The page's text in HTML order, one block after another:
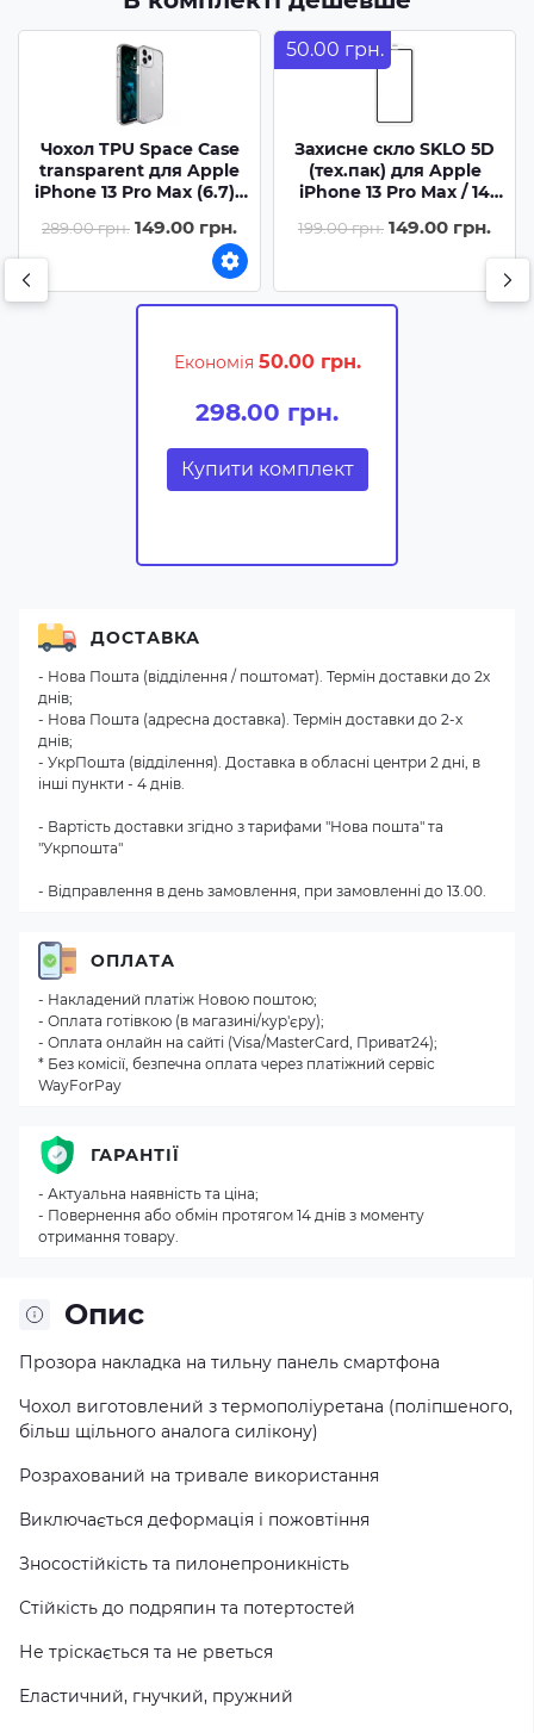
Чохол TPU Space Case
transparent для Apple
iPhone 13 Pro Max (6.7) -
289.00 грн. 149.00 грн.
50.00 грн.
Захисне скло SKLO 5D
(тех.пак) для Apple
iPhone 13 Pro Max / 14
Біла підкладка
199.00 грн. 149.00 грн.
Економія 50.00 грн.
298.00 грн.
Купити комплект
Опис
Прозора накладка на тильну панель смартфона
Чохол виготовлений з термополiуретана (поліпшеного,
більш щільного аналога силікону)
Розрахований на тривале використання
Виключається деформація і пожовтіння
Зносостійкість та пилонепроникність
Стійкість до подряпин та потертостей
Не тріскається та не рветься
Еластичний, гнучкий, пружний
ДОСТАВКА
- Нова Пошта (відділення / поштомат). Термін доставки до 2х
днів;
- Нова Пошта (адресна доставка). Термін доставки до 2-х
днів;
- УкрПошта (відділення). Доставка в обласні центри 2 дні, в
інші пункти - 4 днів.
- Вартість доставки згідно з тарифами "Нова пошта" та
"Укрпошта"
- Відправлення в день замовлення, при замовленні до 13.00.
ОПЛАТА
- Накладений платіж Новою поштою;
- Оплата готівкою (в магазині/кур'єру);
- Оплата онлайн на сайті (Visa/MasterCard, Приват24);
* Без комісії, безпечна оплата через платіжний сервіс
WayForPay
ГАРАНТІЇ
- Актуальна наявність та ціна;
- Повернення або обмін протягом 14 днів з моменту
отримання товару.